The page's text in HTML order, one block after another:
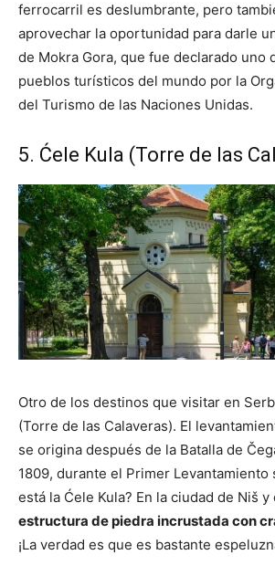
ferrocarril es deslumbrante, pero
aprovechar la oportunidad para darle
de Mokra Gora, que fue declarado uno
pueblos turísticos del mundo por la
del Turismo de las Naciones Unidas.
5. Ćele Kula (Torre de las
Otro de los destinos que visitar en
(Torre de las Calaveras). El
se origina después de la Batalla de
1809, durante el Primer Levantamiento
está la Ćele Kula? En la ciudad de Niš
estructura de piedra incrustada con
¡La verdad es que es bastante